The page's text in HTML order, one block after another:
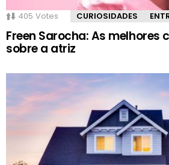
405 Votes CURIOSIDADES
Freen Sarocha: As melhores
sobre a atriz